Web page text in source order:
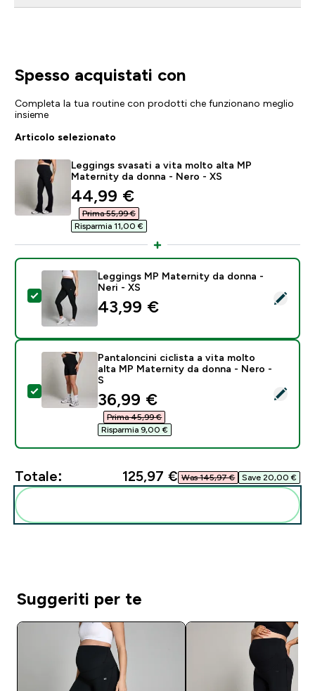
Spesso acquistati con
Completa la tua routine con prodotti che funzionano meglio
insieme
Articolo selezionato
Leggings svasati a vita molto alta MP
Maternity da donna - Nero - XS
discounted price
44,99 €‎
Prima 55,99 €‎
Risparmia 11,00 €‎
Seleziona questo prodotto - Leggings MP Maternity
Leggings MP Maternity da donna -
Neri - XS
43,99 €‎
Seleziona questo prodotto - Pantaloncini ciclista a
Pantaloncini ciclista a vita molto
alta MP Maternity da donna - Nero -
S
discounted price
36,99 €‎
Prima 45,99 €‎
Risparmia 9,00 €‎
Totale: 125,97 €‎ Was 145,97 €‎ Save 20,00 €‎
Suggeriti per te